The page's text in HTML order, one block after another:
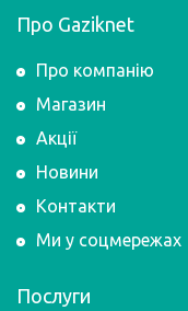
Про Gaziknet
Про компанію
Магазин
Акції
Новини
Контакти
Ми у соцмережах
Послуги